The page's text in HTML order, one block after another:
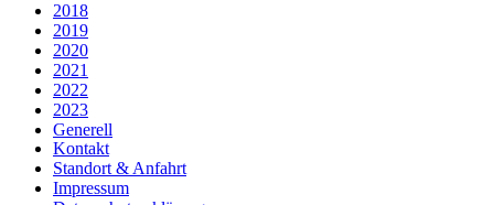
2018
2019
2020
2021
2022
2023
Generell
Kontakt
Standort & Anfahrt
Impressum